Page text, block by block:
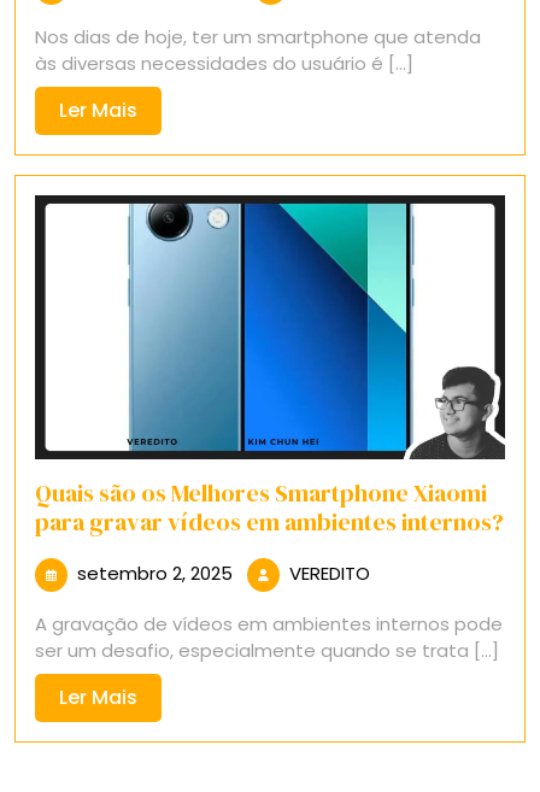
2025
Nos dias de hoje, ter um smartphone que atenda
às diversas necessidades do usuário é [...]
Ler Mais
Mais
Quais são os Melhores Smartphone Xiaomi
para gravar vídeos em ambientes internos?
setembro 2, 2025 setembro
2025
VEREDITO
A gravação de vídeos em ambientes internos pode
ser um desafio, especialmente quando se trata [...]
Ler Mais
Mais